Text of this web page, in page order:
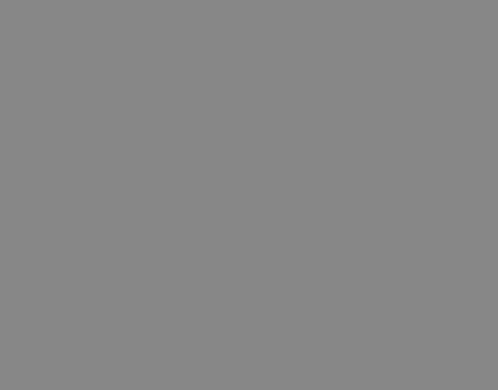
di analisi web